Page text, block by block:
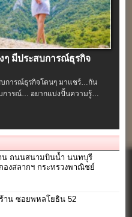
งๆ มีประสบการณ์ธุรกิจ
สบการณ์ธุรกิจโดนๆ มาแชร์…กัน
บการณ์… อยากแบ่งปั้นความรู้…
น ถนนสนามบินน้ำ นนทบุรี
องสลากฯ กระทรวงพาณิชย์
าน ซอยพหลโยธิน 52